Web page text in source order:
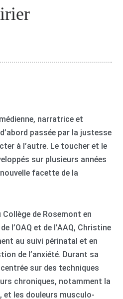
narratrice et
passée par la justesse
à l’autre. Le toucher et le
sur plusieurs années
facette de la
de Rosemont en
l’OAQ et de l’AAQ, Christine
au suivi périnatal et en
de l’anxiété. Durant sa
sur des techniques
chroniques, notamment la
et les douleurs musculo-